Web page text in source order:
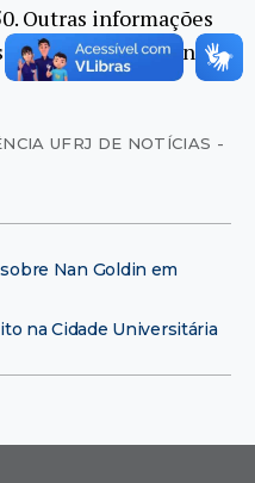
Outras informações
estão disponíveis no
UFRJ DE NOTÍCIAS -
Nan Goldin em
na Cidade Universitária